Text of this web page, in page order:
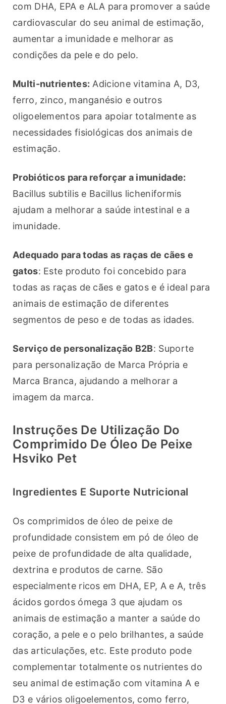
com DHA, EPA e ALA para promover a saúde
cardiovascular do seu animal de estimação,
aumentar a imunidade e melhorar as
condições da pele e do pelo.
Multi-nutrientes: Adicione vitamina A, D3,
ferro, zinco, manganésio e outros
oligoelementos para apoiar totalmente as
necessidades fisiológicas dos animais de
estimação.
Probióticos para reforçar a imunidade:
Bacillus subtilis e Bacillus licheniformis
ajudam a melhorar a saúde intestinal e a
imunidade.
Adequado para todas as raças de cães e
gatos: Este produto foi concebido para
todas as raças de cães e gatos e é ideal para
animais de estimação de diferentes
segmentos de peso e de todas as idades.
Serviço de personalização B2B: Suporte
para personalização de Marca Própria e
Marca Branca, ajudando a melhorar a
imagem da marca.
Instruções De Utilização Do
Comprimido De Óleo De Peixe
Hsviko Pet
Ingredientes E Suporte Nutricional
Os comprimidos de óleo de peixe de
profundidade consistem em pó de óleo de
peixe de profundidade de alta qualidade,
dextrina e produtos de carne. São
especialmente ricos em DHA, EP, A e A, três
ácidos gordos ómega 3 que ajudam os
animais de estimação a manter a saúde do
coração, a pele e o pelo brilhantes, a saúde
das articulações, etc. Este produto pode
complementar totalmente os nutrientes do
seu animal de estimação com vitamina A e
D3 e vários oligoelementos, como ferro,